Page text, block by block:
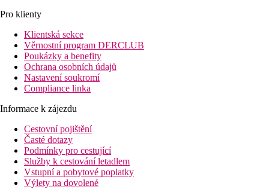
Pro klienty
Klientská sekce
Věrnostní program DERCLUB
Poukázky a benefity
Ochrana osobních údajů
Nastavení soukromí
Compliance linka
Informace k zájezdu
Cestovní pojištění
Časté dotazy
Podmínky pro cestující
Služby k cestování letadlem
Vstupní a pobytové poplatky
Výlety na dovolené